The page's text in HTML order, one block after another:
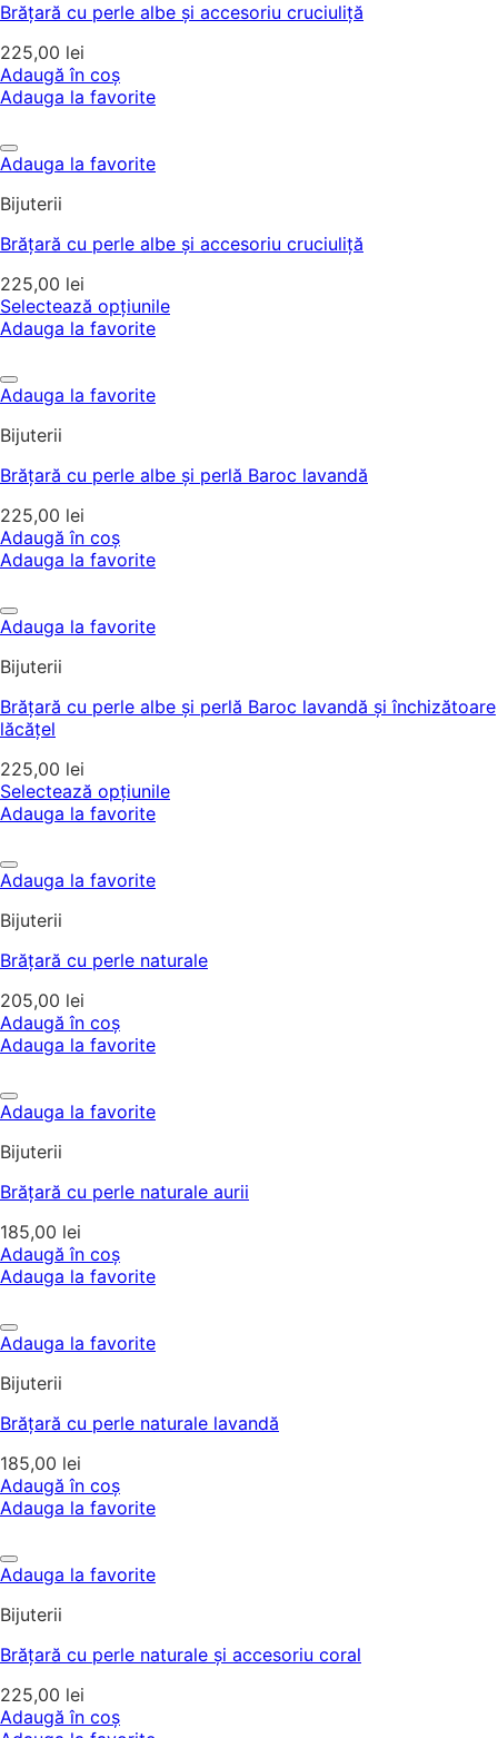
Brățară cu perle albe și accesoriu cruciuliță
225,00 lei
Adaugă în coș
Adauga la favorite
Adauga la favorite
Bijuterii
Brățară cu perle albe și accesoriu cruciuliță
225,00 lei
Selectează opțiunile
Adauga la favorite
Adauga la favorite
Bijuterii
Brățară cu perle albe și perlă Baroc lavandă
225,00 lei
Adaugă în coș
Adauga la favorite
Adauga la favorite
Bijuterii
Brățară cu perle albe și perlă Baroc lavandă și închizătoare
lăcățel
225,00 lei
Selectează opțiunile
Adauga la favorite
Adauga la favorite
Bijuterii
Brățară cu perle naturale
205,00 lei
Adaugă în coș
Adauga la favorite
Adauga la favorite
Bijuterii
Brățară cu perle naturale aurii
185,00 lei
Adaugă în coș
Adauga la favorite
Adauga la favorite
Bijuterii
Brățară cu perle naturale lavandă
185,00 lei
Adaugă în coș
Adauga la favorite
Adauga la favorite
Bijuterii
Brățară cu perle naturale și accesoriu coral
225,00 lei
Adaugă în coș